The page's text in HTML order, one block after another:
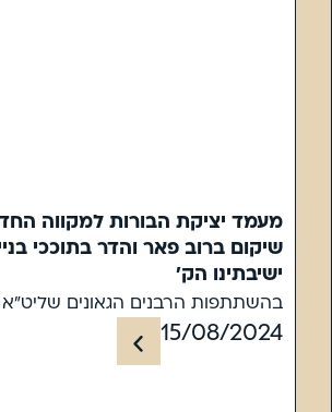
מעמד יציקת הבורות למקווה
שיקום ברוב פאר והדר בתוככי
ישיבתינו הק'
בהשתתפות הרבנים הגאונים שליט"א
15/08/2024